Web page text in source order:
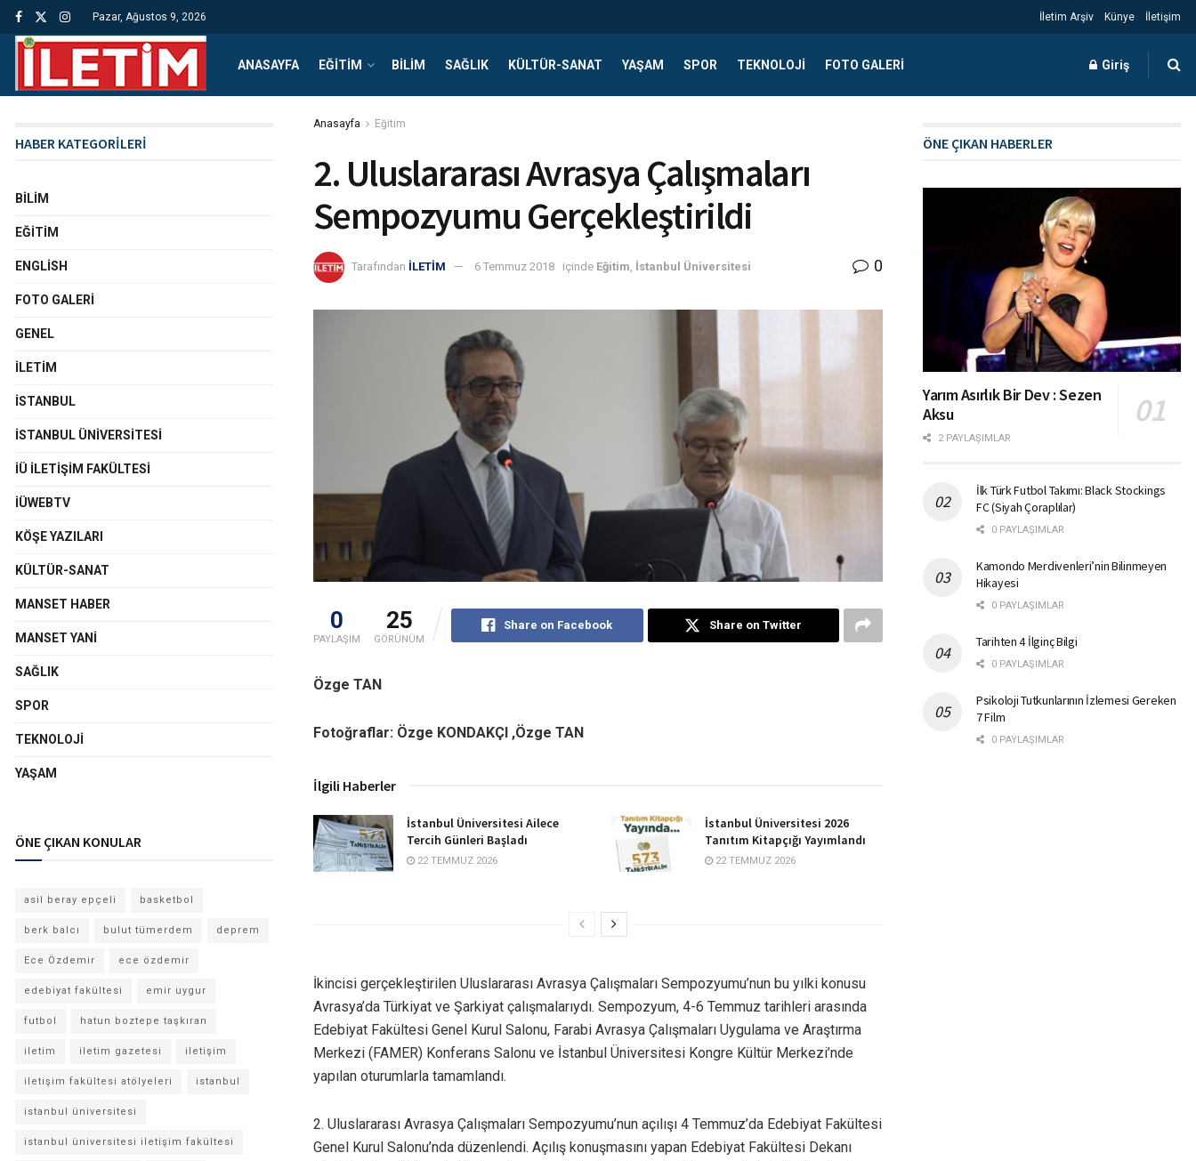
Pazar, Ağustos 9, 2026 İletim Arşiv Künye İletişim
ANASAYFA EĞITIM BILIM SAĞLIK KÜLTÜR-SANAT YAŞAM SPOR TEKNOLOJI FOTO GALERI Giriş
Anasayfa Eğitim
2. Uluslararası Avrasya Çalışmaları
Sempozyumu Gerçekleştirildi
Tarafından İLETİM 6 Temmuz 2018 içinde Eğitim İstanbul Üniversitesi 0
0
PAYLAŞIM
25
GÖRÜNÜM
Share on Facebook Share on Twitter
Özge TAN
Fotoğraflar: Özge KONDAKÇI ,Özge TAN
İlgili Haberler
İstanbul Üniversitesi Ailece
Tercih Günleri Başladı
22 TEMMUZ 2026
İstanbul Üniversitesi 2026
Tanıtım Kitapçığı Yayımlandı
22 TEMMUZ 2026
İkincisi gerçekleştirilen Uluslararası Avrasya Çalışmaları Sempozyumu’nun bu yılki konusu
Avrasya’da Türkiyat ve Şarkiyat çalışmalarıydı. Sempozyum, 4-6 Temmuz tarihleri arasında
Edebiyat Fakültesi Genel Kurul Salonu, Farabi Avrasya Çalışmaları Uygulama ve Araştırma
Merkezi (FAMER) Konferans Salonu ve İstanbul Üniversitesi Kongre Kültür Merkezi’nde
yapılan oturumlarla tamamlandı.
2. Uluslararası Avrasya Çalışmaları Sempozyumu’nun açılışı 4 Temmuz’da Edebiyat Fakültesi
Genel Kurul Salonu’nda düzenlendi. Açılış konuşmasını yapan Edebiyat Fakültesi Dekanı
HABER KATEGORİLERİ
BILIM
EĞITIM
ENGLISH
FOTO GALERI
GENEL
İLETIM
İSTANBUL
İSTANBUL ÜNIVERSITESI
İÜ İLETIŞIM FAKÜLTESI
İÜWEBTV
KÖŞE YAZILARI
KÜLTÜR-SANAT
MANSET HABER
MANSET YANI
SAĞLIK
SPOR
TEKNOLOJI
YAŞAM
ÖNE ÇIKAN KONULAR
asil beray epçeli basketbol
berk balcı bulut tümerdem deprem
Ece Özdemir ece özdemir
edebiyat fakültesi emir uygur
futbol hatun boztepe taşkıran
iletim iletim gazetesi iletişim
iletişim fakültesi atölyeleri istanbul
istanbul üniversitesi
istanbul üniversitesi iletişim fakültesi
ÖNE ÇIKAN HABERLER
Yarım Asırlık Bir Dev : Sezen
Aksu
2 PAYLAŞIMLAR
İlk Türk Futbol Takımı: Black Stockings
FC (Siyah Çoraplılar)
0 PAYLAŞIMLAR
Kamondo Merdivenleri’nin Bilinmeyen
Hikayesi
0 PAYLAŞIMLAR
Tarihten 4 İlginç Bilgi
0 PAYLAŞIMLAR
Psikoloji Tutkunlarının İzlemesi Gereken
7 Film
0 PAYLAŞIMLAR